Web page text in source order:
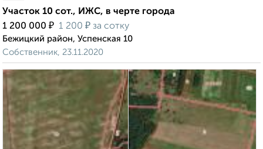
Участок 10 сот., ИЖС, в черте города
1 200 000 ₽ 1 200 ₽ за сотку
Бежицкий район, Успенская 10
Собственник, 23.11.2020